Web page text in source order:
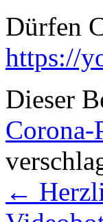
Dürfen
https://
Dieser
Corona-
←